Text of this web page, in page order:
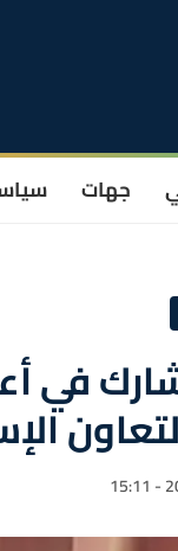
جهات